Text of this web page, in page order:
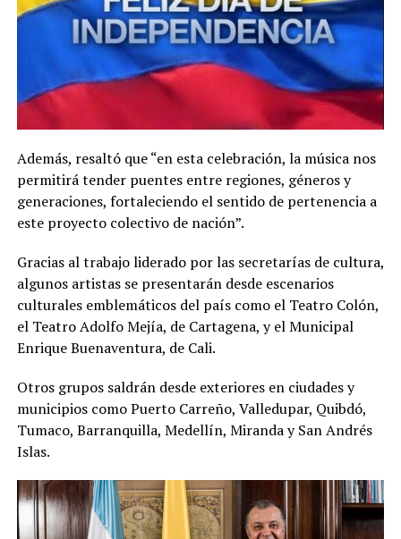
Además, resaltó que “en esta celebración, la música nos
permitirá tender puentes entre regiones, géneros y
generaciones, fortaleciendo el sentido de pertenencia a
este proyecto colectivo de nación”.
Gracias al trabajo liderado por las secretarías de cultura,
algunos artistas se presentarán desde escenarios
culturales emblemáticos del país como el Teatro Colón,
el Teatro Adolfo Mejía, de Cartagena, y el Municipal
Enrique Buenaventura, de Cali.
Otros grupos saldrán desde exteriores en ciudades y
municipios como Puerto Carreño, Valledupar, Quibdó,
Tumaco, Barranquilla, Medellín, Miranda y San Andrés
Islas.